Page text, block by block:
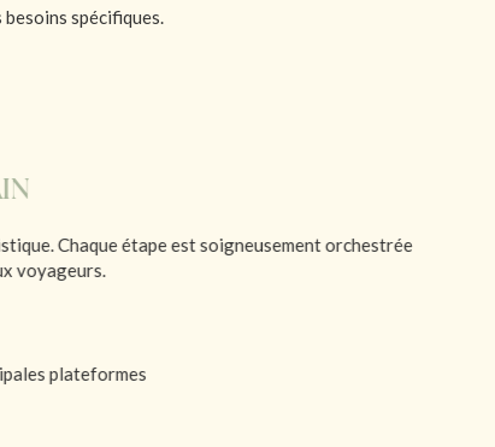
spécifiques.
Chaque étape est soigneusement orchestrée
voyageurs.
plateformes